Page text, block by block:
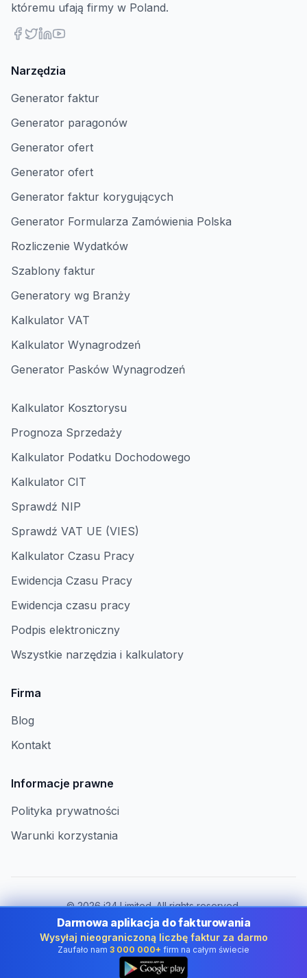
któremu ufają firmy w Poland.
Narzędzia
Generator faktur
Generator paragonów
Generator ofert
Generator ofert
Generator faktur korygujących
Generator Formularza Zamówienia Polska
Rozliczenie Wydatków
Szablony faktur
Generatory wg Branży
Kalkulator VAT
Kalkulator Wynagrodzeń
Generator Pasków Wynagrodzeń
Kalkulator Kosztorysu
Prognoza Sprzedaży
Kalkulator Podatku Dochodowego
Kalkulator CIT
Sprawdź NIP
Sprawdź VAT UE (VIES)
Kalkulator Czasu Pracy
Ewidencja Czasu Pracy
Ewidencja czasu pracy
Podpis elektroniczny
Wszystkie narzędzia i kalkulatory
Firma
Blog
Kontakt
Informacje prawne
Polityka prywatności
Warunki korzystania
©2026i24 Limited. All rights reserved.
Dla firm w Poland
Zmień kraj:
Poland
Darmowa aplikacja do fakturowania
Wysyłaj nieograniczoną liczbę faktur za darmo
Zaufało nam 3 000 000+ firm na całym świecie